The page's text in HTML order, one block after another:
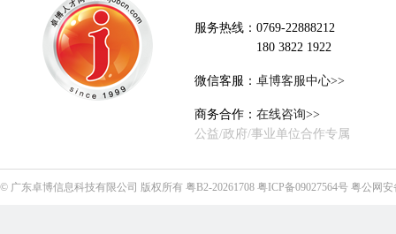
服务热线：0769-22888212
180 3822 1922
微信客服： 卓博客服中心>>
商务合作： 在线咨询>>
公益/政府/事业单位合作专属
© 广东卓博信息科技有限公司 版权所有 粤B2-20261708 粤ICP备09027564号 粤公网安